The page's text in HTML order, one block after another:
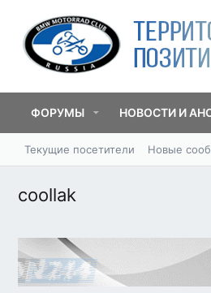
ФОРУМЫ НОВОСТИ И
Текущие посетители Новые
coollak